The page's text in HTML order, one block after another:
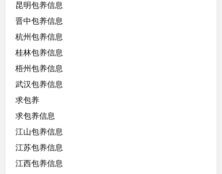
昆明包养信息
晋中包养信息
杭州包养信息
桂林包养信息
梧州包养信息
武汉包养信息
求包养
求包养信息
江山包养信息
江苏包养信息
江西包养信息